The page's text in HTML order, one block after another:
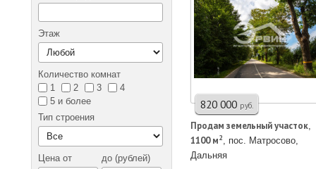
Этаж
Количество комнат
1
2 3
4
5 и более
Тип строения
Цена от до (рублей)
820 000 руб.
Продам земельный участок
1100 м2
, пос. Матросово,
Дальняя